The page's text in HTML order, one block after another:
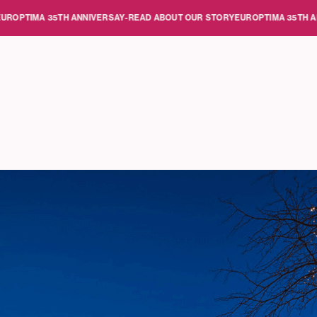
35TH ANNIVERSAY READ ABOUT OUR STORYEUROPTIMA 35TH